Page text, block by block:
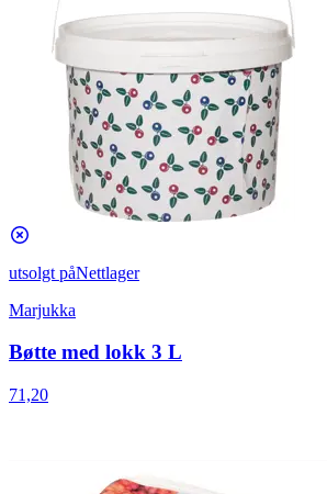
utsolgt påNettlager
Marjukka
Bøtte med lokk 3 L
71,20